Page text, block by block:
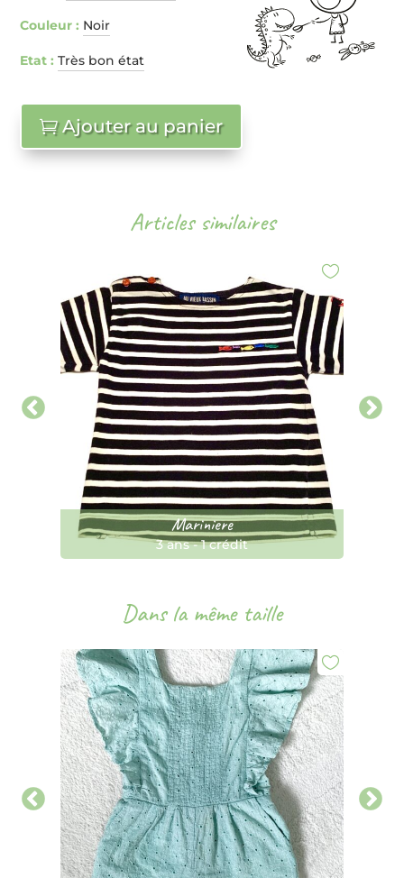
Couleur : Noir
Etat : Très bon état
Ajouter au panier
Articles similaires
Mariniere
3 ans-1 crédit
Dans la même taille